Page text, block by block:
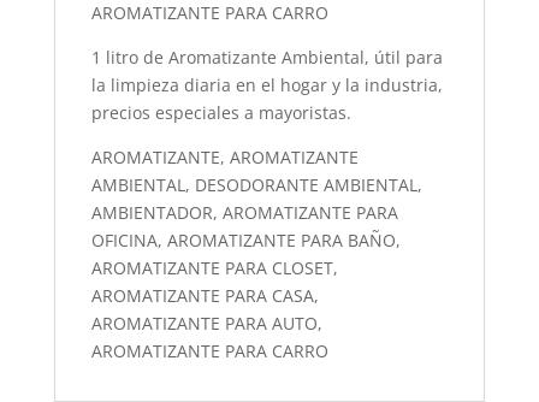
AROMATIZANTE PARA CARRO
1 litro de Aromatizante Ambiental, útil para
la limpieza diaria en el hogar y la industria,
precios especiales a mayoristas.
AROMATIZANTE, AROMATIZANTE
AMBIENTAL, DESODORANTE AMBIENTAL,
AMBIENTADOR, AROMATIZANTE PARA
OFICINA, AROMATIZANTE PARA BAÑO,
AROMATIZANTE PARA CLOSET,
AROMATIZANTE PARA CASA,
AROMATIZANTE PARA AUTO,
AROMATIZANTE PARA CARRO